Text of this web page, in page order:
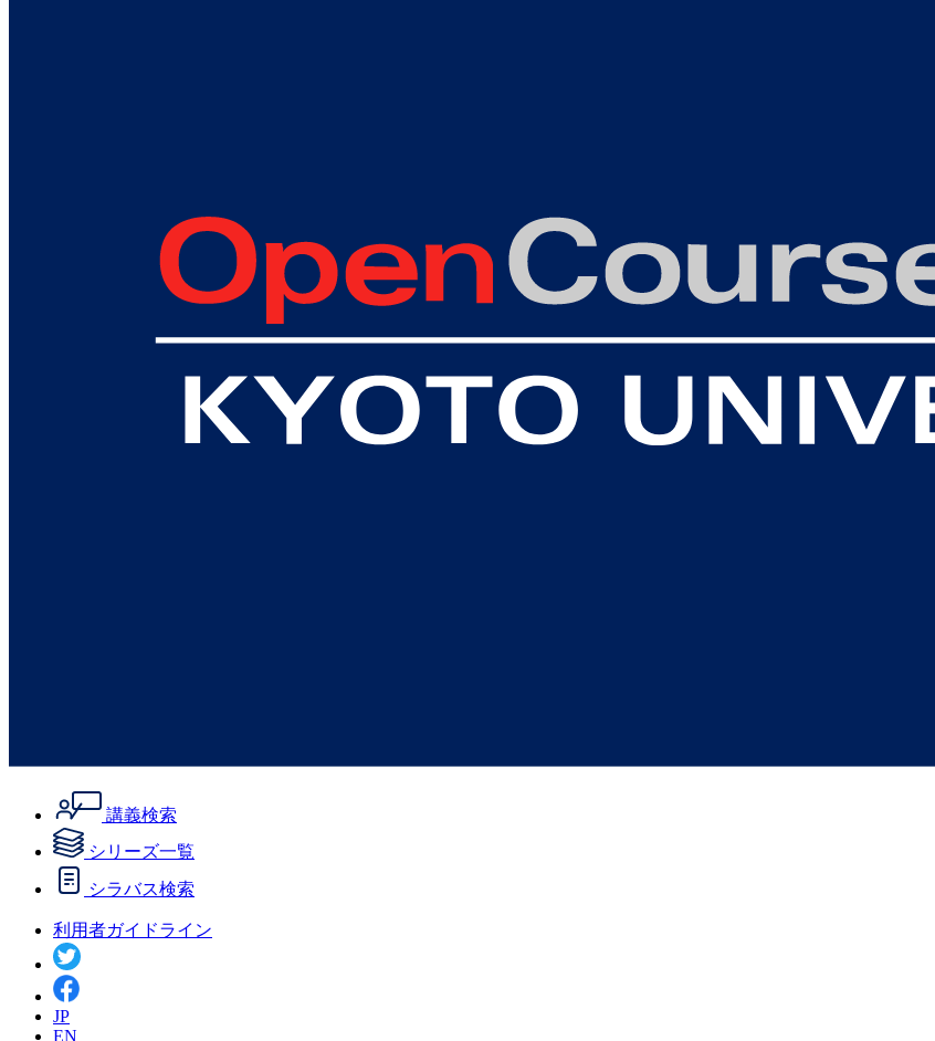
講義検索
シリーズ一覧
シラバス検索
利用者ガイドライン
JP
EN